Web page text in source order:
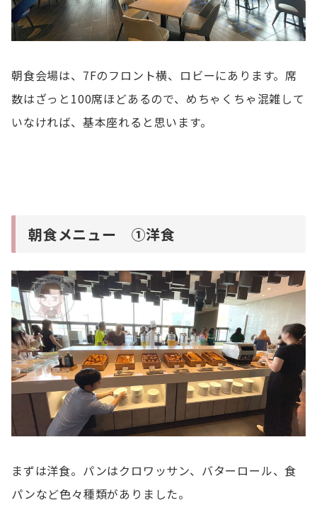
朝食会場は、7Fのフロント横、ロビーにあります。席
数はざっと100席ほどあるので、めちゃくちゃ混雑して
いなければ、基本座れると思います。
朝食メニュー ①洋食
まずは洋食。パンはクロワッサン、バターロール、食
パンなど色々種類がありました。